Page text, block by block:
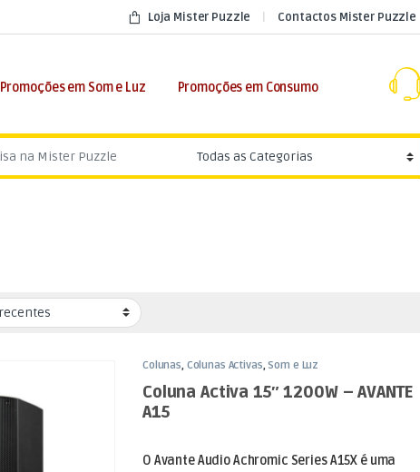
Loja Mister Puzzle Contactos Mister Puzzle
Promoções em Som e Luz Promoções em Consumo
Colunas, Colunas Activas,Som e Luz
Coluna Activa 15″ 1200W – AVANTE
A15
O Avante Audio Achromic Series A15X é uma